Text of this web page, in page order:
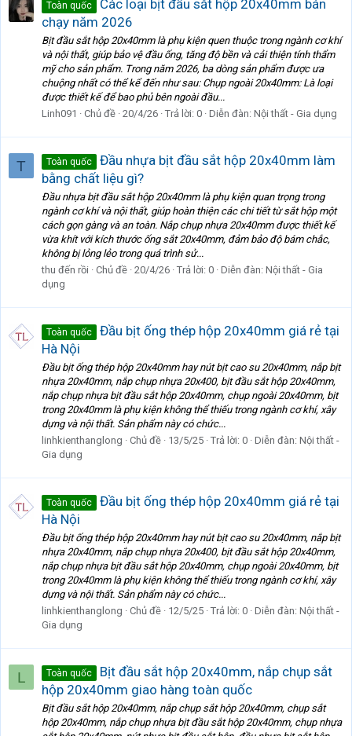
Toàn quốc
Các loại bịt đầu sắt hộp 20x40mm bán
chạy năm 2026
Bịt đầu sắt hộp 20x40mm là phụ kiện quen thuộc trong ngành cơ khí
và nội thất, giúp bảo vệ đầu ống, tăng độ bền và cải thiện tính thẩm
mỹ cho sản phẩm. Trong năm 2026, ba dòng sản phẩm được ưa
chuộng nhất có thể kể đến như sau: Chụp ngoài 20x40mm: Là loại
được thiết kế để bao phủ bên ngoài đầu...
Linh091
Chủ đề 20/4/26 Trả lời: 0 Diễn đàn: Nội thất - Gia dụng
T Toàn quốc
Đầu nhựa bịt đầu sắt hộp 20x40mm làm
bằng chất liệu gì?
Đầu nhựa bịt đầu sắt hộp 20x40mm là phụ kiện quan trọng trong
ngành cơ khí và nội thất, giúp hoàn thiện các chi tiết từ sắt hộp một
cách gọn gàng và an toàn. Nắp chụp nhựa 20x40mm được thiết kế
vừa khít với kích thước ống sắt 20x40mm, đảm bảo độ bám chắc,
không bị lỏng lẻo trong quá trình sử...
thu đến rồi
Chủ đề 20/4/26 Trả lời: 0 Diễn đàn: Nội thất - Gia
dụng
Toàn quốc
Đầu bịt ống thép hộp 20x40mm giá rẻ tại
Hà Nội
Đầu bịt ống thép hộp 20x40mm hay nút bịt cao su 20x40mm, nắp bịt
nhựa 20x40mm, nắp chụp nhựa 20x400, bịt đầu sắt hộp 20x40mm,
nắp chụp nhựa bịt đầu sắt hộp 20x40mm, chụp ngoài 20x40mm, bịt
trong 20x40mm là phụ kiện không thể thiếu trong ngành cơ khí, xây
dựng và nội thất. Sản phẩm này có chức...
linhkienthanglong
Chủ đề 13/5/25 Trả lời: 0 Diễn đàn: Nội thất -
Gia dụng
Toàn quốc
Đầu bịt ống thép hộp 20x40mm giá rẻ tại
Hà Nội
Đầu bịt ống thép hộp 20x40mm hay nút bịt cao su 20x40mm, nắp bịt
nhựa 20x40mm, nắp chụp nhựa 20x400, bịt đầu sắt hộp 20x40mm,
nắp chụp nhựa bịt đầu sắt hộp 20x40mm, chụp ngoài 20x40mm, bịt
trong 20x40mm là phụ kiện không thể thiếu trong ngành cơ khí, xây
dựng và nội thất. Sản phẩm này có chức...
linhkienthanglong
Chủ đề 12/5/25 Trả lời: 0 Diễn đàn: Nội thất -
Gia dụng
L Toàn quốc
Bịt đầu sắt hộp 20x40mm, nắp chụp sắt
hộp 20x40mm giao hàng toàn quốc
Bịt đầu sắt hộp 20x40mm, nắp chụp sắt hộp 20x40mm, chụp sắt
hộp 20x40mm, nắp chụp nhựa bịt đầu sắt hộp 20x40mm, chụp nhựa